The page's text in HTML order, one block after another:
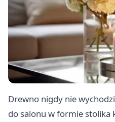
Drewno nigdy nie
do salonu w formie stolika